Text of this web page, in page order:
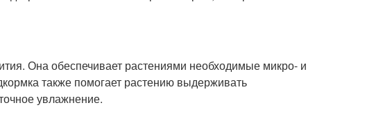
Она обеспечивает растениями необходимые микро- и
также помогает растению выдерживать
увлажнение.